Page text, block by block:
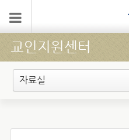
교인지원센터
자료실